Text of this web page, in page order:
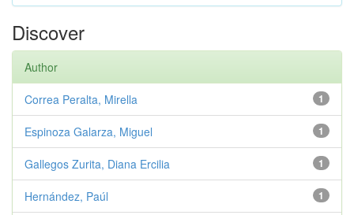
Discover
Author
1
Correa Peralta, Mirella
1
Espinoza Galarza, Miguel
1
Gallegos Zurita, Diana Ercilia
1
Hernández, Paúl